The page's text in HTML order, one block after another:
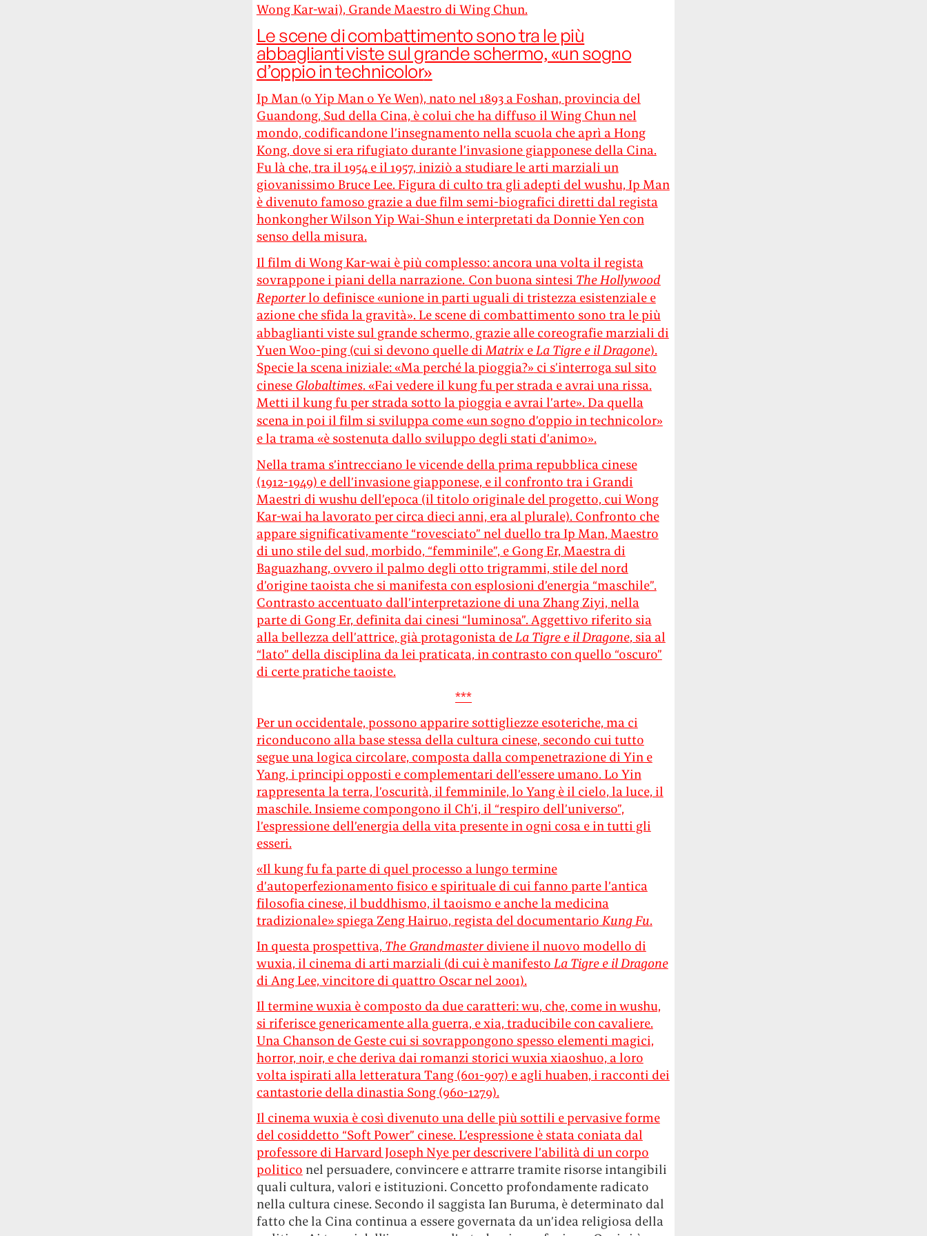
Wong Kar-wai), Grande Maestro di Wing Chun.
Le scene di combattimento sono tra le più
abbaglianti viste sul grande schermo, «un sogno
d’oppio in technicolor»
Ip Man (o Yip Man o Ye Wen), nato nel 1893 a Foshan, provincia del
Guandong, Sud della Cina, è colui che ha diffuso il Wing Chun nel
mondo, codificandone l’insegnamento nella scuola che aprì a Hong
Kong, dove si era rifugiato durante l’invasione giapponese della Cina.
Fu là che, tra il 1954 e il 1957, iniziò a studiare le arti marziali un
giovanissimo Bruce Lee. Figura di culto tra gli adepti del wushu, Ip Man
è divenuto famoso grazie a due film semi-biografici diretti dal regista
honkongher Wilson Yip Wai-Shun e interpretati da Donnie Yen con
senso della misura.
Il film di Wong Kar-wai è più complesso: ancora una volta il regista
sovrappone i piani della narrazione. Con buona sintesi The Hollywood
Reporterlo definisce «unione in parti uguali di tristezza esistenziale e
azione che sfida la gravità». Le scene di combattimento sono tra le più
abbaglianti viste sul grande schermo, grazie alle coreografie marziali di
Yuen Woo-ping (cui si devono quelle di Matrix eLa Tigre e il Dragone).
Specie la scena iniziale: «Ma perché la pioggia?» ci s’interroga sul sito
cinese Globaltimes. «Fai vedere il kung fu per strada e avrai una rissa.
Metti il kung fu per strada sotto la pioggia e avrai l’arte». Da quella
scena in poi il film si sviluppa come «un sogno d’oppio in technicolor»
e la trama «è sostenuta dallo sviluppo degli stati d’animo».
Nella trama s’intrecciano le vicende della prima repubblica cinese
(1912-1949) e dell’invasione giapponese, e il confronto tra i Grandi
Maestri di wushu dell’epoca (il titolo originale del progetto, cui Wong
Kar-wai ha lavorato per circa dieci anni, era al plurale). Confronto che
appare significativamente “rovesciato” nel duello tra Ip Man, Maestro
di uno stile del sud, morbido, “femminile”, e Gong Er, Maestra di
Baguazhang, ovvero il palmo degli otto trigrammi, stile del nord
d’origine taoista che si manifesta con esplosioni d’energia “maschile”.
Contrasto accentuato dall’interpretazione di una Zhang Ziyi, nella
parte di Gong Er, definita dai cinesi “luminosa”. Aggettivo riferito sia
alla bellezza dell’attrice, già protagonista deLa Tigre e il Dragone, sia al
“lato” della disciplina da lei praticata, in contrasto con quello “oscuro”
di certe pratiche taoiste.
***
Per un occidentale, possono apparire sottigliezze esoteriche, ma ci
riconducono alla base stessa della cultura cinese, secondo cui tutto
segue una logica circolare, composta dalla compenetrazione di Yin e
Yang, i principi opposti e complementari dell’essere umano. Lo Yin
rappresenta la terra, l’oscurità, il femminile, lo Yang è il cielo, la luce, il
maschile. Insieme compongono il Ch’i, il “respiro dell’universo”,
l’espressione dell’energia della vita presente in ogni cosa e in tutti gli
esseri.
«Il kung fu fa parte di quel processo a lungo termine
d’autoperfezionamento fisico e spirituale di cui fanno parte l’antica
filosofia cinese, il buddhismo, il taoismo e anche la medicina
tradizionale» spiega Zeng Hairuo, regista del documentario Kung Fu.
In questa prospettiva, The Grandmasterdiviene il nuovo modello di
wuxia, il cinema di arti marziali (di cui è manifesto La Tigre e il Dragone
di Ang Lee, vincitore di quattro Oscar nel 2001).
Il termine wuxia è composto da due caratteri: wu, che, come in wushu,
si riferisce genericamente alla guerra, e xia, traducibile con cavaliere.
Una Chanson de Geste cui si sovrappongono spesso elementi magici,
horror, noir, e che deriva dai romanzi storici wuxia xiaoshuo, a loro
volta ispirati alla letteratura Tang (601-907) e agli huaben, i racconti dei
cantastorie della dinastia Song (960-1279).
Il cinema wuxia è così divenuto una delle più sottili e pervasive forme
del cosiddetto “Soft Power” cinese. L’espressione è stata coniata dal
professore di Harvard Joseph Nye per descrivere l’abilità di un corpo
politico nel persuadere, convincere e attrarre tramite risorse intangibili
quali cultura, valori e istituzioni. Concetto profondamente radicato
nella cultura cinese. Secondo il saggista Ian Buruma, è determinato dal
fatto che la Cina continua a essere governata da un’idea religiosa della